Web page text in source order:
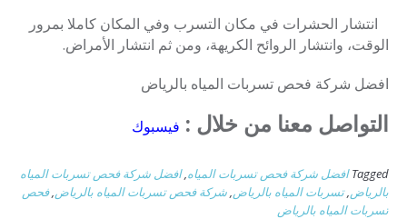
انتشار الحشرات في مكان التسرب وفي المكان كاملا بمرور
الوقت، وانتشار الروائح الكريهة، ومن ثم انتشار الأمراض.
افضل شركة فحص تسربات المياه بالرياض
التواصل معنا من خلال : فيسبوك
Tagged افضل شركة فحص تسربات المياه,افضل شركة فحص تسربات المياه
بالرياض,تسربات المياه بالرياض,شركة فحص تسربات المياه بالرياض,فحص
تسربات المياه بالرياض